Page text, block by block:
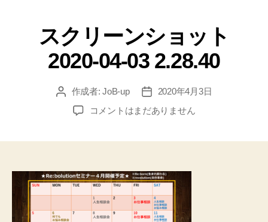
スクリーンショット
2020-04-03 2.28.40
作成者:JoB-up
2020年4月3日
コメントはまだありません